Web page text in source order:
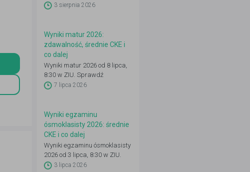
648 ogłoszeń: 22 przedmioty,
3 sierpnia 2026
Wyniki matur 2026:
zdawalność, średnie CKE i
co dalej
Wyniki matur 2026 od 8 lipca,
8:30 w ZIU. Sprawdź
zdawalność, średnie CKE i co
7 lipca 2026
Wyniki egzaminu
ósmoklasisty 2026: średnie
CKE i co dalej
Wyniki egzaminu ósmoklasisty
2026 od 3 lipca, 8:30 w ZIU.
Sprawdź średnie CKE, co
3 lipca 2026